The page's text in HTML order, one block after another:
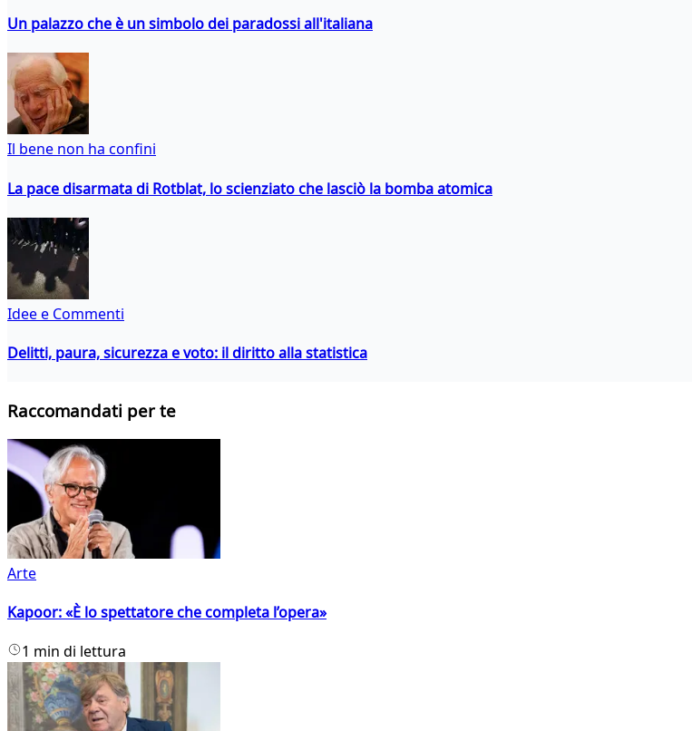
Un palazzo che è un simbolo dei paradossi all'italiana
Il bene non ha confini
La pace disarmata di Rotblat, lo scienziato che lasciò la bomba atomica
Idee e Commenti
Delitti, paura, sicurezza e voto: il diritto alla statistica
Raccomandati per te
Arte
Kapoor: «È lo spettatore che completa l’opera»
1 min di lettura